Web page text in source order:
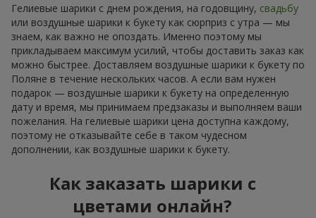
Гелиевые шарики с днем рождения, на годовщину, свадьбу
или воздушные шарики к букету как сюрприз с утра — мы
знаем, как важно не опоздать. Именно поэтому мы
прикладываем максимум усилий, чтобы доставить заказ как
можно быстрее. Доставляем воздушные шарики к букету по
Поляне в течение нескольких часов. А если вам нужен
подарок — воздушные шарики к букету на определенную
дату и время, мы принимаем предзаказы и выполняем ваши
пожелания. На гелиевые шарики цена доступна каждому,
поэтому не отказывайте себе в таком чудесном
дополнении, как воздушные шарики к букету.
Как заказать шарики с
цветами онлайн?